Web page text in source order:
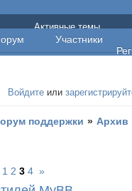
Единый форум
Участники
Активные темы
Войдите или
поддержки » Архив
1 2 3 4 »